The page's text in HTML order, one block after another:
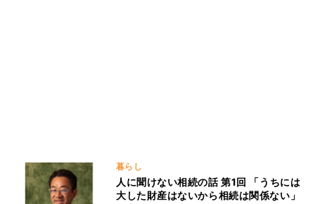
暮らし
人に聞けない相続の話 第1回 「うちには
大した財産はないから相続は関係ない」